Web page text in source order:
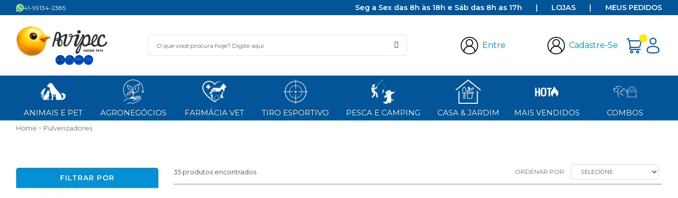
41-99134-2385 Seg a Sex das 8h às 18h e Sáb das 8h as 17h | LOJAS | MEUS PEDIDOS
Entre Cadastre-Se
ANIMAIS E PET AGRONEGÓCIOS FARMÁCIA VET TIRO ESPORTIVO PESCA E CAMPING CASA & JARDIM MAIS VENDIDOS COMBOS
Home Pulverizadores
FILTRAR POR
35produtos encontrados ORDENAR POR: SELECIONE